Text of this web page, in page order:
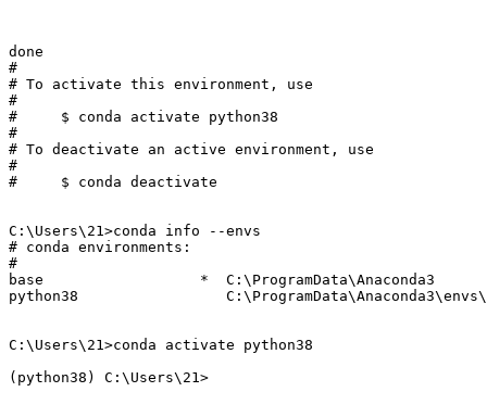
done
#
# To activate this environment, use
#
#     $ conda activate python38
#
# To deactivate an active environment, use
#
#     $ conda deactivate
C:\Users\21>conda info --envs
# conda environments:
#
base                  *  C:\ProgramData\Anaconda3
python38
C:\Users\21>conda activate python38
(python38) C:\Users\21>